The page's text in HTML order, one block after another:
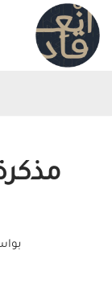
تخطى
إلى